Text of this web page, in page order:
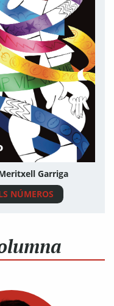
Garriga
NÚMEROS